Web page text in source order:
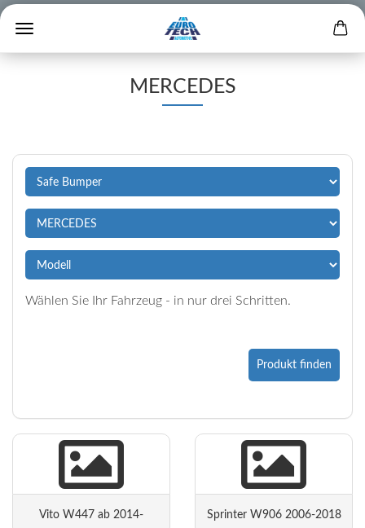
MERCEDES
Wählen Sie Ihr Fahrzeug - in nur drei Schritten.
Produkt finden
Vito W447 ab 2014- Sprinter W906 2006-2018